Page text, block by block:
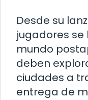
Desde su
jugadores se
mundo
deben
ciudades a
entrega de